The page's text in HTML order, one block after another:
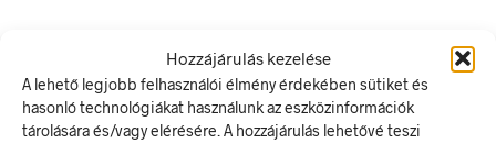
Hozzájárulás kezelése
A lehető legjobb felhasználói élmény érdekében sütiket és
hasonló technológiákat használunk az eszközinformációk
tárolására és/vagy elérésére. A hozzájárulás lehetővé teszi
Munkavédelmi Táblák És Biztonsági Jelzések – Miért
Nélkülözhetetlenek A Munkahelyen?